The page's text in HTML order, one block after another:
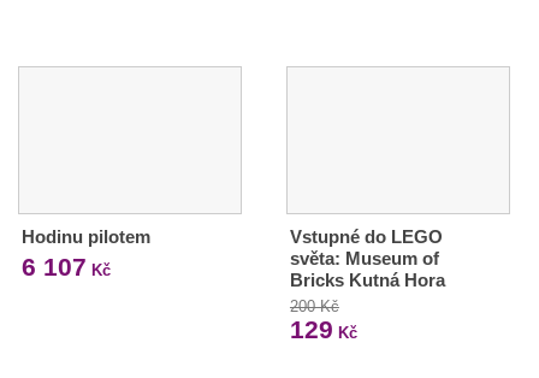
Hodinu pilotem
6 107 Kč
Vstupné do LEGO
světa: Museum of
Bricks Kutná Hora
200 Kč
129 Kč